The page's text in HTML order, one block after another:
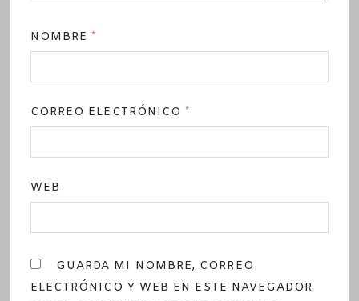
NOMBRE*
CORREO ELECTRÓNICO*
WEB
GUARDA MI NOMBRE, CORREO
ELECTRÓNICO Y WEB EN ESTE NAVEGADOR